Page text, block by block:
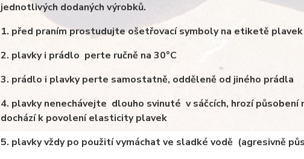
jednotlivých dodaných výrobků.
1. před praním prostudujte ošetřovací symboly na etiketě
2. plavky i prádlo perte ručně na 30°C
3. prádlo i plavky perte samostatně, odděleně od jiného prádla
4. plavky nenechávejte dlouho svinuté v sáčcích, hrozí působení
dochází k povolení elasticity plavek
5. plavky vždy po použití vymáchat ve sladké vodě (agresivně